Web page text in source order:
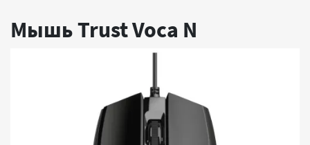
Мышь Trust Voca N